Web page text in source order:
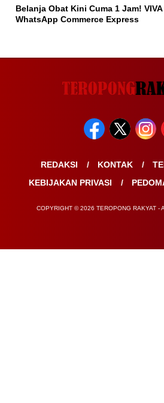
Belanja Obat Kini Cuma 1 Jam!
WhatsApp Commerce Express
REDAKSI KONTAK
KEBIJAKAN PRIVASI
COPYRIGHT © 2026 TEROPONG RAKYAT -